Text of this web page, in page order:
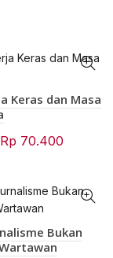
Keras dan Masa
Original
Rp 88.000.
Rp 70.400
Rp
Bukan